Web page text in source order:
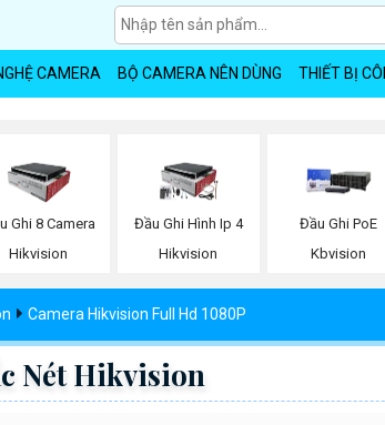
CAMERA BỘ CAMERA NÊN DÙNG THIẾT BỊ
Ghi 8 Camera
Hikvision
Đầu Ghi Hình Ip 4
Hikvision
Đầu Ghi PoE
Kbvision
Camera Hikvision Full Hd 1080P
Nét Hikvision